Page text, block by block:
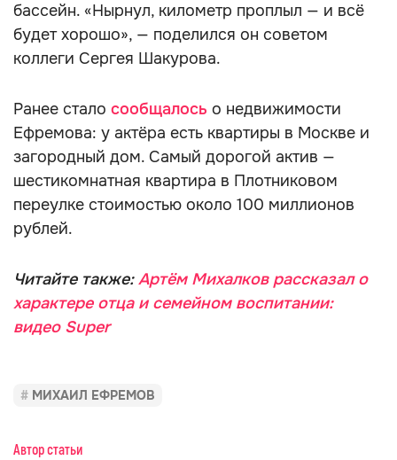
бассейн. «Нырнул, километр проплыл — и всё
будет хорошо», — поделился он советом
коллеги Сергея Шакурова.
Ранее стало сообщалось о недвижимости
Ефремова: у актёра есть квартиры в Москве и
загородный дом. Самый дорогой актив —
шестикомнатная квартира в Плотниковом
переулке стоимостью около 100 миллионов
рублей.
Читайте также:Артём Михалков рассказал о
характере отца и семейном воспитании:
видео Super
МИХАИЛ ЕФРЕМОВ
Автор статьи